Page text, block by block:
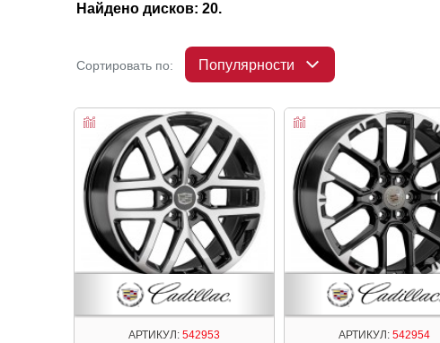
Найдено дисков: 20.
Сортировать по: Популярности
АРТИКУЛ:542953 АРТИКУЛ:542954